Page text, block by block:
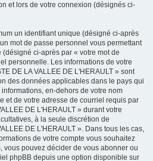
et lors de votre connexion (désignés ci-
un identifiant unique (désigné ci-après
mot de passe personnel vous permettant
ci-après par « votre mot de
personnelle. Les informations de votre
DE LA VALLEE DE L'HERAULT » sont
des données applicables dans le pays qui
en-dehors de votre nom
et de votre adresse de courriel requis par
DE L'HERAULT » durant votre
à la seule discrétion de
DE L'HERAULT ». Dans tous les cas,
de votre compte vous souhaitez
vous pouvez décider de vous abonner ou
phpBB depuis une option disponible sur